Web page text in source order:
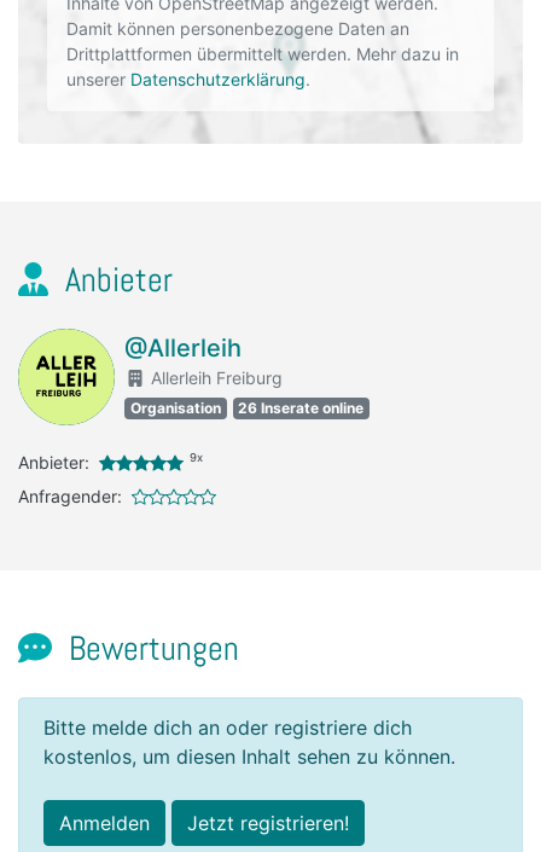
Damit können personenbezogene Daten an
Drittplattformen übermittelt werden. Mehr dazu in
unserer Datenschutzerklärung.
Anbieter
@Allerleih
Allerleih Freiburg
Organisation 26 Inserate online
Anbieter: 9x
Anfragender:
Bewertungen
Bitte melde dich an oder registriere dich
kostenlos, um diesen Inhalt sehen zu können.
Anmelden Jetzt registrieren!